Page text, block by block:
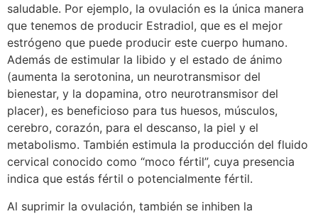
saludable. Por ejemplo, la ovulación es la única manera
que tenemos de producir Estradiol, que es el mejor
estrógeno que puede producir este cuerpo humano.
Además de estimular la libido y el estado de ánimo
(aumenta la serotonina, un neurotransmisor del
bienestar, y la dopamina, otro neurotransmisor del
placer), es beneficioso para tus huesos, músculos,
cerebro, corazón, para el descanso, la piel y el
metabolismo. También estimula la producción del fluido
cervical conocido como “moco fértil”, cuya presencia
indica que estás fértil o potencialmente fértil.
Al suprimir la ovulación, también se inhiben la